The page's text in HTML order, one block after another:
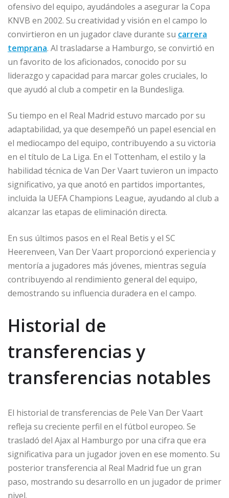
ofensivo del equipo, ayudándoles a asegurar la Copa
KNVB en 2002. Su creatividad y visión en el campo lo
convirtieron en un jugador clave durante su carrera
temprana. Al trasladarse a Hamburgo, se convirtió en
un favorito de los aficionados, conocido por su
liderazgo y capacidad para marcar goles cruciales, lo
que ayudó al club a competir en la Bundesliga.
Su tiempo en el Real Madrid estuvo marcado por su
adaptabilidad, ya que desempeñó un papel esencial en
el mediocampo del equipo, contribuyendo a su victoria
en el título de La Liga. En el Tottenham, el estilo y la
habilidad técnica de Van Der Vaart tuvieron un impacto
significativo, ya que anotó en partidos importantes,
incluida la UEFA Champions League, ayudando al club a
alcanzar las etapas de eliminación directa.
En sus últimos pasos en el Real Betis y el SC
Heerenveen, Van Der Vaart proporcionó experiencia y
mentoría a jugadores más jóvenes, mientras seguía
contribuyendo al rendimiento general del equipo,
demostrando su influencia duradera en el campo.
Historial de
transferencias y
transferencias notables
El historial de transferencias de Pele Van Der Vaart
refleja su creciente perfil en el fútbol europeo. Se
trasladó del Ajax al Hamburgo por una cifra que era
significativa para un jugador joven en ese momento. Su
posterior transferencia al Real Madrid fue un gran
paso, mostrando su desarrollo en un jugador de primer
nivel.